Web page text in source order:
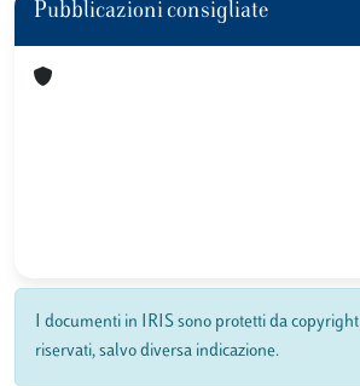
Pubblicazioni consigliate
I documenti in IRIS sono protetti da
riservati, salvo diversa indicazione.